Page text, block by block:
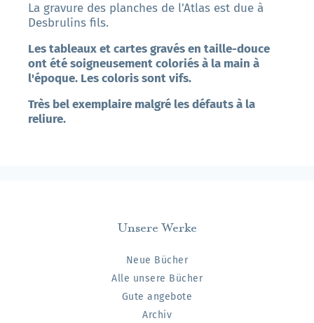
La gravure des planches de l'Atlas est due à
Desbrulins fils.
Les tableaux et cartes gravés en taille-douce
ont été soigneusement coloriés à la main à
l'époque. Les coloris sont vifs.
Très bel exemplaire malgré les défauts à la
reliure.
Unsere Werke
Neue Bücher
Alle unsere Bücher
Gute angebote
Archiv